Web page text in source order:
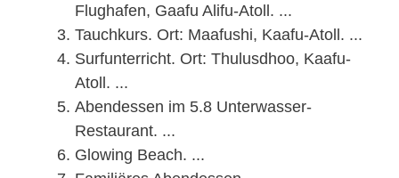
Flughafen, Gaafu Alifu-Atoll. ...
Tauchkurs. Ort: Maafushi, Kaafu-Atoll. ...
Surfunterricht. Ort: Thulusdhoo, Kaafu-
Atoll. ...
Abendessen im 5.8 Unterwasser-
Restaurant. ...
Glowing Beach. ...